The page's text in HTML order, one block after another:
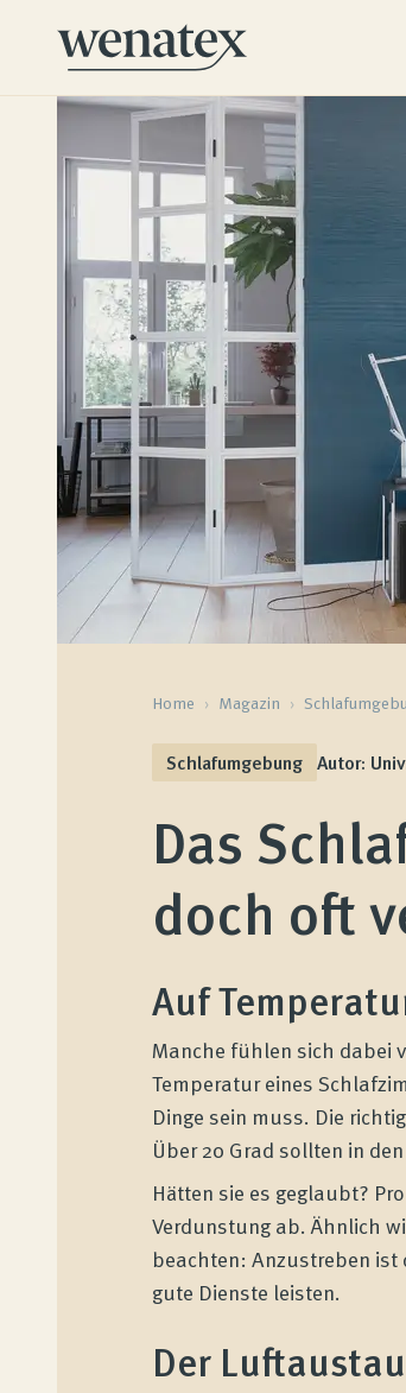
Home › Magazin ›
Schlafumgebung Autor:
Das
doch oft
Auf
Manche fühlen sich dabei
Temperatur eines
Dinge sein muss. Die
Über 20 Grad sollten in
Hätten sie es geglaubt?
Verdunstung ab. Ähnlich
beachten: Anzustreben ist
gute Dienste leisten.
Der